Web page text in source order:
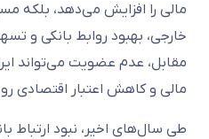
مالی را افزایش می‌دهد، بلکه
خارجی، بهبود روابط بانکی و
مقابل، عدم عضویت می‌تواند
مالی و کاهش اعتبار اقتصادی
طی سال‌های اخیر، نبود ارتباط